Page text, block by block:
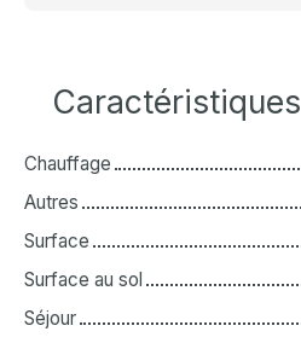
Caractéristiques
Chauffage
Autres
Surface
Surface au sol
Séjour